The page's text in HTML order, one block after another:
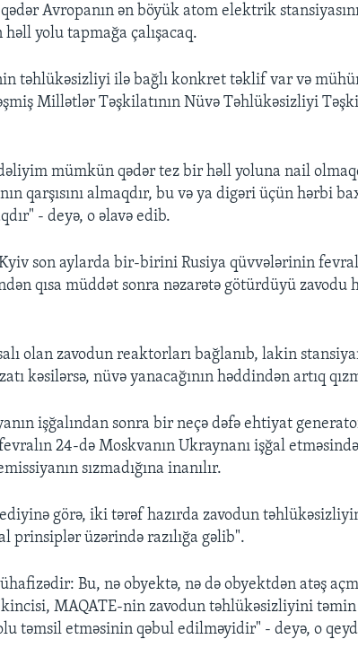
Avropanın ən böyük atom elektrik
yolu tapmağa çalışacaq.
təhlükəsizliyi ilə bağlı konkret təklif var və
Millətlər Təşkilatının Nüvə Təhlükəsizliyi
mümkün qədər tez bir həll yoluna nail
qarşısını almaqdır, bu və ya digəri üçün hərbi
- deyə, o əlavə edib.
son aylarda bir-birini Rusiya qüvvələrinin
qısa müddət sonra nəzarətə götürdüyü
olan zavodun reaktorları bağlanıb, lakin
kəsilərsə, nüvə yanacağının həddindən artıq
işğalından sonra bir neçə dəfə ehtiyat
24-də Moskvanın Ukraynanı işğal
sızmadığına inanılır.
görə, iki tərəf hazırda zavodun
prinsiplər üzərində razılığa gəlib".
Bu, nə obyektə, nə də obyektdən atəş
MAQATE-nin zavodun təhlükəsizliyini
təmsil etməsinin qəbul edilməyidir" - deyə, o